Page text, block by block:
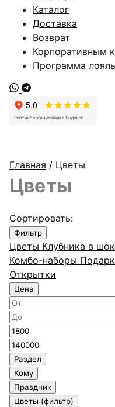
Каталог
Доставка
Возврат
Корпоративным
Программа
Главная / Цветы
Цветы
Сортировать:
Фильтр
Цветы Клубника в
Комбо-наборы
Открытки
Цена
Минимальная
цена
Раздел
Кому
Праздник
Цветы (фильтр)